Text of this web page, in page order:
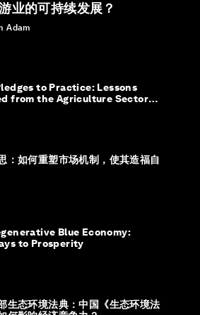
业的可持续发展？
Adam
to Practice: Lessons
from the Agriculture Sector
：如何重塑市场机制，使其造福自
Blue Economy:
to Prosperity
生态环境法典：中国《生态环境法